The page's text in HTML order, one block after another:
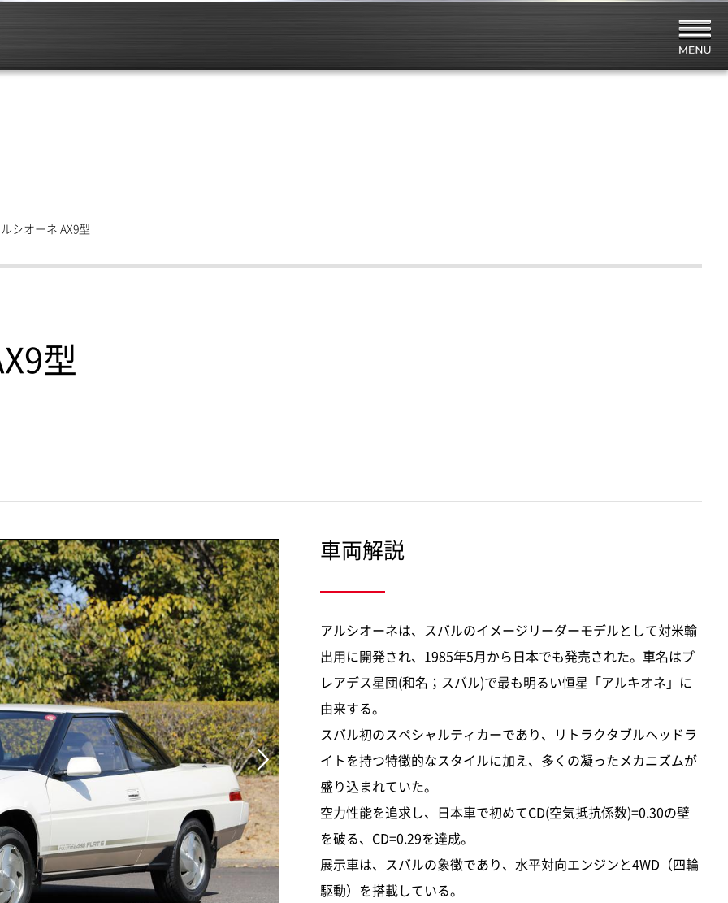
シオーネ AX9型
型

車両解説
アルシオーネは、スバルのイメージリーダーモデルとして対米輸
出用に開発され、1985年5月から日本でも発売された。車名はプ
レアデス星団(和名；スバル)で最も明るい恒星「アルキオネ」に
由来する。
スバル初のスペシャルティカーであり、リトラクタブルヘッドラ
イトを持つ特徴的なスタイルに加え、多くの凝ったメカニズムが
盛り込まれていた。
空力性能を追求し、日本車で初めてCD(空気抵抗係数)=0.30の壁
を破る、CD=0.29を達成。
展示車は、スバルの象徴であり、水平対向エンジンと4WD（四輪
駆動）を搭載している。